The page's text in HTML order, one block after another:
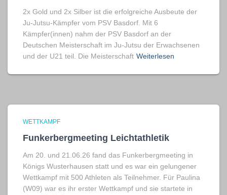
2x Gold und 2x Silber ist die erfolgreiche Ausbeute der
Ju-Jutsu-Kämpfer vom PSV Basdorf. Mit 6
Kämpfer(innen) nahm der PSV Basdorf an der
Deutschen Meisterschaft im Ju-Jutsu der Erwachsenen
und der U21 teil. Die Meisterschaft Weiterlesen
WETTKAMPF
Funkerbergmeeting Leichtathletik
Am 20. und 21.06.26 fand das Funkerbergmeeting in
Königs Wusterhausen statt und es war ein gelungener
Wettkampf mit 500 Athleten als Teilnehmer. Für Paulina
(W09) war es ihr erster Wettkampf und sie startete in